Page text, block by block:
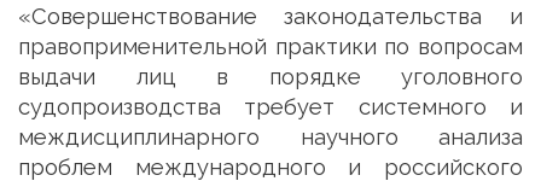
«Совершенствование законодательства и
правоприменительной практики по вопросам
выдачи лиц в порядке уголовного
судопроизводства требует системного и
междисциплинарного научного анализа
проблем международного и российского